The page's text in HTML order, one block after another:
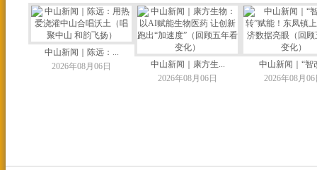
中山新闻｜陈远：...
2026年08月06日
中山新闻｜康方生...
2026年08月06日
中山新闻｜“智
2026年08月06